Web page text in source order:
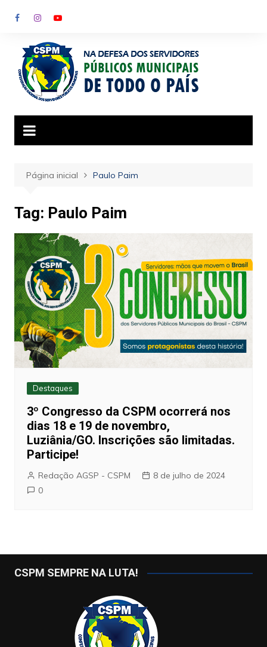
para
conteúdo
Página inicial Paulo Paim
Tag: Paulo Paim
Destaques
3º Congresso da CSPM ocorrerá nos
dias 18 e 19 de novembro,
Luziânia/GO. Inscrições são limitadas.
Participe!
Redação AGSP - CSPM
8 de julho de 2024
0
CSPM SEMPRE NA LUTA!